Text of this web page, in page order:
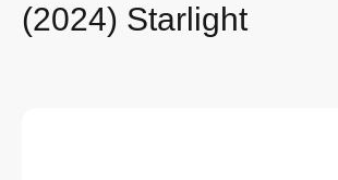
(2024) Starlight